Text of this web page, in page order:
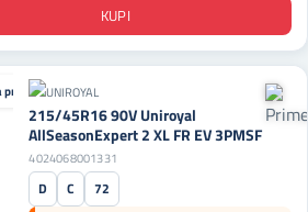
pnevmatika
215/45R16 90V Uniroyal
AllSeasonExpert 2 XL FR EV 3PMSF
4024068001331
D C
72